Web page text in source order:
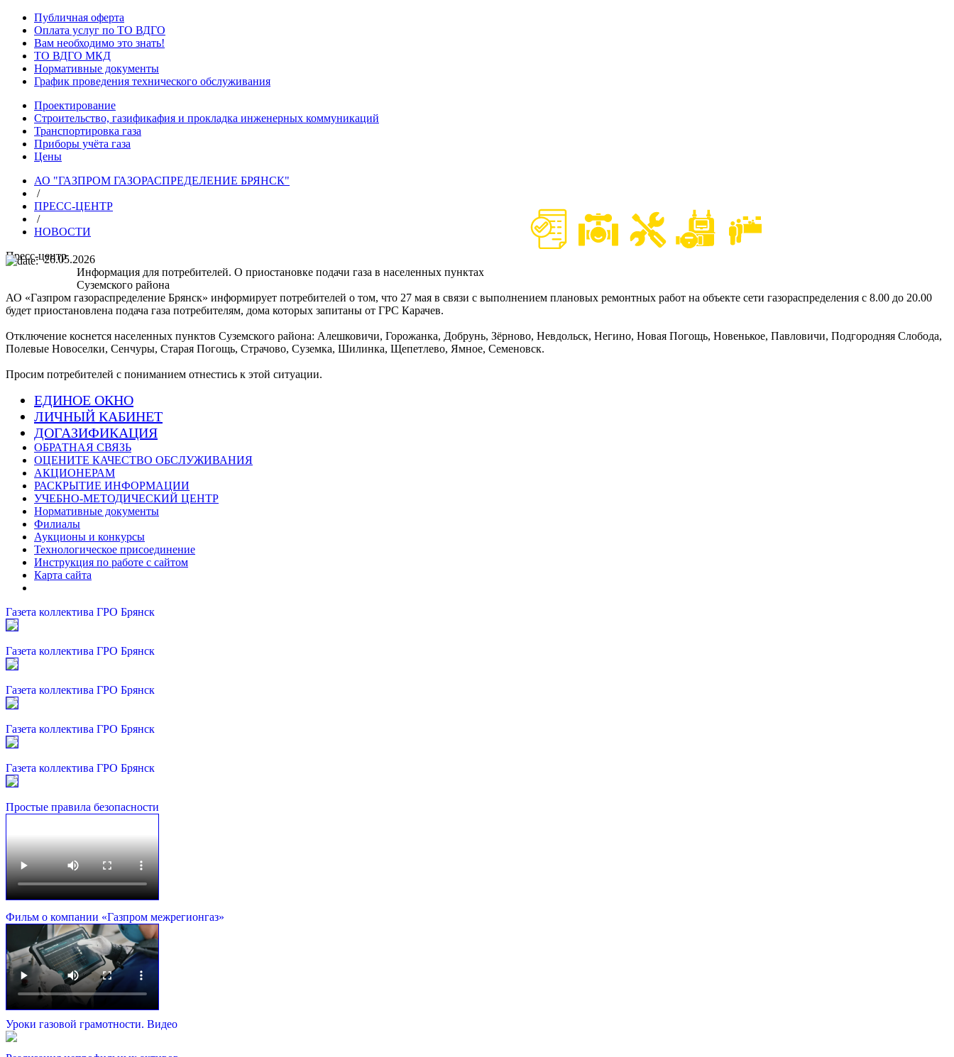
Публичная оферта
Оплата услуг по ТО ВДГО
Вам необходимо это знать!
ТО ВДГО МКД
Нормативные документы
График проведения технического обслуживания
Проектирование
Строительство, газификафия и прокладка инженерных коммуникаций
Транспортировка газа
Приборы учёта газа
Цены
АО "ГАЗПРОМ ГАЗОРАСПРЕДЕЛЕНИЕ БРЯНСК"
/
ПРЕСС-ЦЕНТР
/
НОВОСТИ
Пресс-центр26.05.2026
Информация для потребителей. О приостановке подачи газа в населенных пунктах
Суземского района
АО «Газпром газораспределение Брянск» информирует потребителей о том, что 27 мая в связи с выполнением плановых ремонтных работ на объекте сети газораспределения с 8.00 до 20.00
будет приостановлена подача газа потребителям, дома которых запитаны от ГРС Карачев.
Отключение коснется населенных пунктов Суземского района: Алешковичи, Горожанка, Добрунь, Зёрново, Невдольск, Негино, Новая Погощь, Новенькое, Павловичи, Подгородняя Слобода,
Полевые Новоселки, Сенчуры, Старая Погощь, Страчово, Суземка, Шилинка, Щепетлево, Ямное, Семеновск.
Просим потребителей с пониманием отнестись к этой ситуации.
ЕДИНОЕ ОКНО
ЛИЧНЫЙ КАБИНЕТ
ДОГАЗИФИКАЦИЯ
ОБРАТНАЯ СВЯЗЬ
ОЦЕНИТЕ КАЧЕСТВО ОБСЛУЖИВАНИЯ
АКЦИОНЕРАМ
РАСКРЫТИЕ ИНФОРМАЦИИ
УЧЕБНО-МЕТОДИЧЕСКИЙ ЦЕНТР
Нормативные документы
Филиалы
Аукционы и конкурсы
Технологическое присоединение
Инструкция по работе с сайтом
Карта сайта
Газета коллектива ГРО Брянск
Газета коллектива ГРО Брянск
Газета коллектива ГРО Брянск
Газета коллектива ГРО Брянск
Газета коллектива ГРО Брянск
Простые правила безопасности
Фильм о компании «Газпром межрегионгаз»
Уроки газовой грамотности. Видео